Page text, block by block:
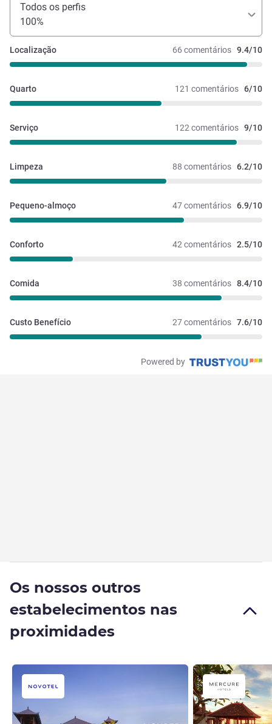
Todos os perfis
100%
66 comentários 9.4/10
Localização
121 comentários 6/10
Quarto
122 comentários 9/10
Serviço
88 comentários 6.2/10
Limpeza
47 comentários 6.9/10
Pequeno-almoço
42 comentários 2.5/10
Conforto
38 comentários 8.4/10
Comida
27 comentários 7.6/10
Custo Benefício
Powered by
Os nossos outros
estabelecimentos nas
proximidades